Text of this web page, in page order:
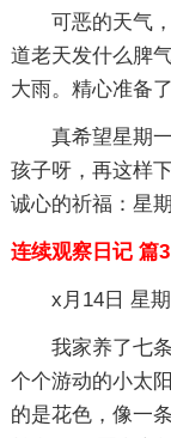
可恶的天气
道老天发什么脾
大雨。精心准备
真希望星期
孩子呀，再这样
诚心的祈福：星
连续观察日记 篇3
x月14日 星
我家养了七
个个游动的小太
的是花色，像一